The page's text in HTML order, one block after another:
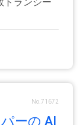
No.71672
ーの AI